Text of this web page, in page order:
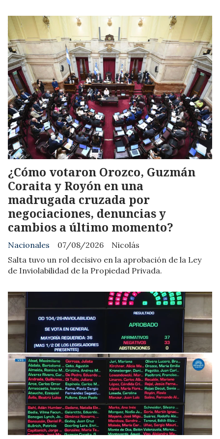
¿Cómo votaron Orozco, Guzmán
Coraita y Royón en una
madrugada cruzada por
negociaciones, denuncias y
cambios a último momento?
Nicolás
Nacionales
07/08/2026
Salta tuvo un rol decisivo en la aprobación de la Ley
de Inviolabilidad de la Propiedad Privada.